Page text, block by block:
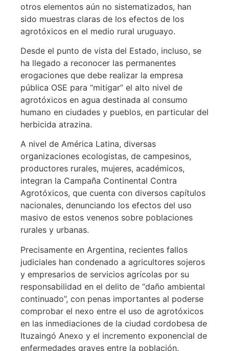
otros elementos aún no sistematizados, han
sido muestras claras de los efectos de los
agrotóxicos en el medio rural uruguayo.
Desde el punto de vista del Estado, incluso, se
ha llegado a reconocer las permanentes
erogaciones que debe realizar la empresa
pública OSE para “mitigar” el alto nivel de
agrotóxicos en agua destinada al consumo
humano en ciudades y pueblos, en particular del
herbicida atrazina.
A nivel de América Latina, diversas
organizaciones ecologistas, de campesinos,
productores rurales, mujeres, académicos,
integran la Campaña Continental Contra
Agrotóxicos, que cuenta con diversos capítulos
nacionales, denunciando los efectos del uso
masivo de estos venenos sobre poblaciones
rurales y urbanas.
Precisamente en Argentina, recientes fallos
judiciales han condenado a agricultores sojeros
y empresarios de servicios agrícolas por su
responsabilidad en el delito de “daño ambiental
continuado”, con penas importantes al poderse
comprobar el nexo entre el uso de agrotóxicos
en las inmediaciones de la ciudad cordobesa de
Ituzaingó Anexo y el incremento exponencial de
enfermedades graves entre la población.